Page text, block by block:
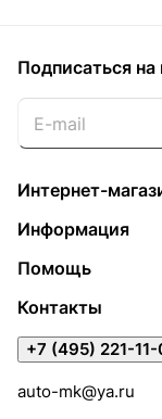
Подписаться на
Интернет-
Информация
Помощь
Контакты
+7 (495) 221-
auto-mk@ya.ru